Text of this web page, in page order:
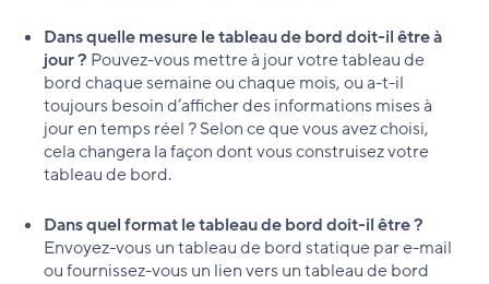
Dans quelle mesure le tableau de bord doit-il être à
jour ? Pouvez-vous mettre à jour votre tableau de
bord chaque semaine ou chaque mois, ou a-t-il
toujours besoin d’afficher des informations mises à
jour en temps réel ? Selon ce que vous avez choisi,
cela changera la façon dont vous construisez votre
tableau de bord.
Dans quel format le tableau de bord doit-il être ?
Envoyez-vous un tableau de bord statique par e-mail
ou fournissez-vous un lien vers un tableau de bord